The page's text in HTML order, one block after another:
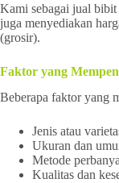
Kami sebagai jual
juga menyediakan
(grosir).
Faktor yang
Beberapa faktor yang
Jenis atau
Ukuran dan
Metode
Kualitas dan